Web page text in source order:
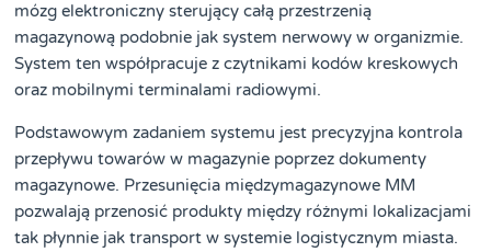
mózg elektroniczny sterujący całą przestrzenią
magazynową podobnie jak system nerwowy w organizmie.
System ten współpracuje z czytnikami kodów kreskowych
oraz mobilnymi terminalami radiowymi.
Podstawowym zadaniem systemu jest precyzyjna kontrola
przepływu towarów w magazynie poprzez dokumenty
magazynowe. Przesunięcia międzymagazynowe MM
pozwalają przenosić produkty między różnymi lokalizacjami
tak płynnie jak transport w systemie logistycznym miasta.